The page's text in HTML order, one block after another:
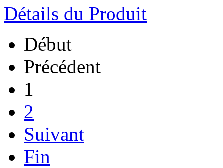
Détails du Produit
Début
Précédent
1
2
Suivant
Fin